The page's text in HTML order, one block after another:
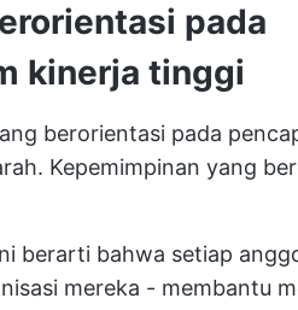
pada
kinerja tinggi
berorientasi pada
Kepemimpinan yang
berarti bahwa setiap
mereka - membantu